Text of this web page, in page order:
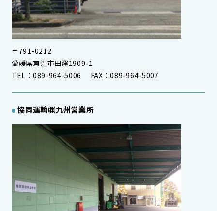
〒791-0212
愛媛県東温市田窪1909-1
TEL：089-964-5006 FAX：089-964-5007
協同運輸㈱九州営業所